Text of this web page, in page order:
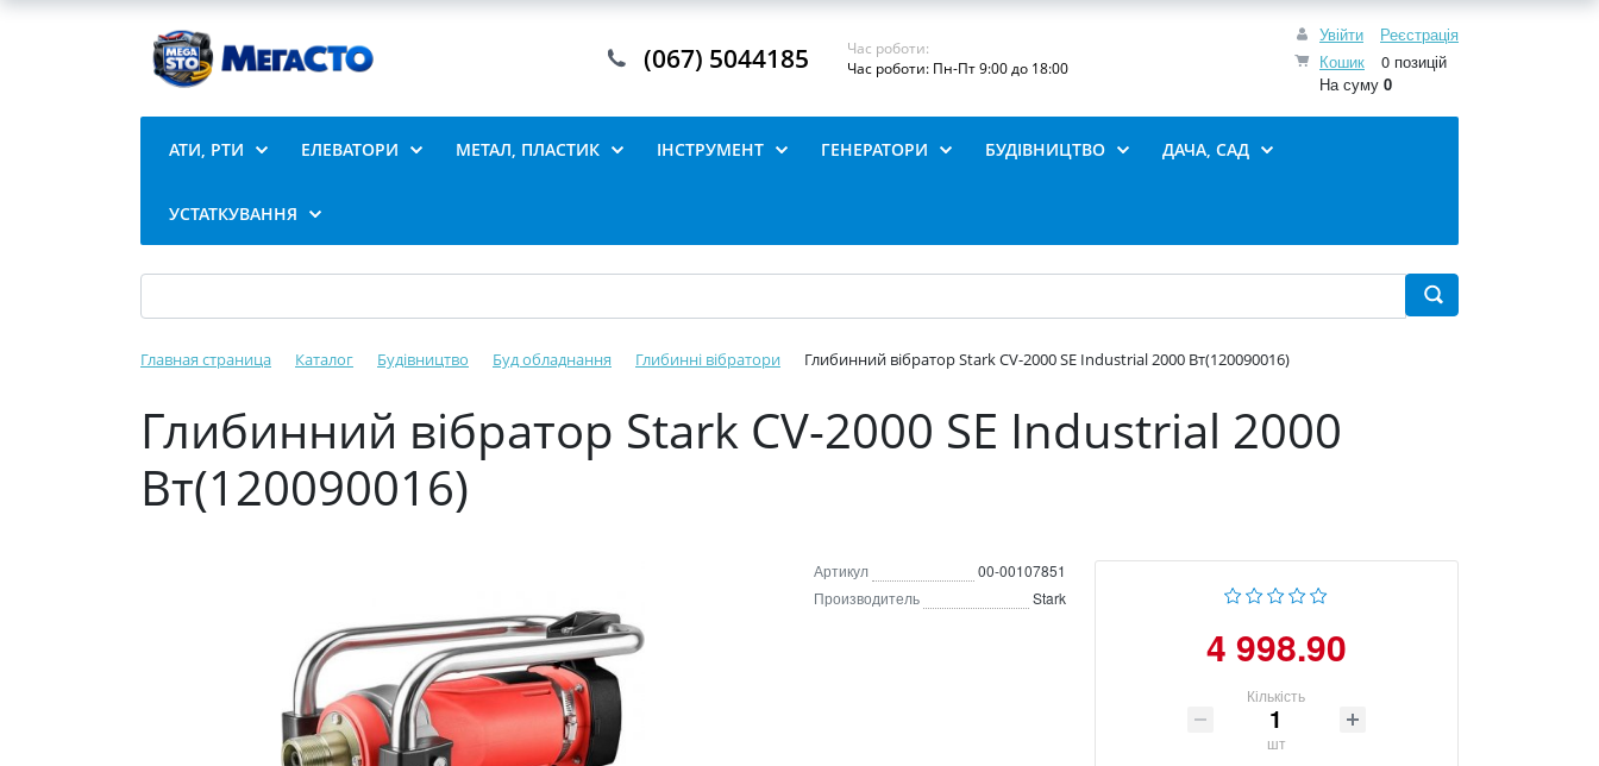
Увійти
Реєстрація
Кошик
0 позицій
На суму 0
(067) 5044185
Час роботи:
Час роботи: Пн-Пт 9:00 до 18:00
АТИ, РТИ ЕЛЕВАТОРИ МЕТАЛ, ПЛАСТИК ІНСТРУМЕНТ ГЕНЕРАТОРИ БУДІВНИЦТВО ДАЧА, САД
УСТАТКУВАННЯ
Главная страница Каталог Будівництво Буд обладнання Глибинні вібратори Глибинний вібратор Stark CV-2000 SE Industrial 2000 Вт(120090016)
Глибинний вібратор Stark CV-2000 SE Industrial 2000
Вт(120090016)
Артикул
00-00107851
Производитель
Stark
4 998.90
Кількість
шт